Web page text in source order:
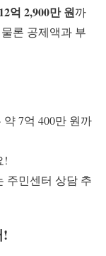
12억 2,900만 원까
론 공제액과 부
7억 400만 원까
!
주민센터 상담 추
!